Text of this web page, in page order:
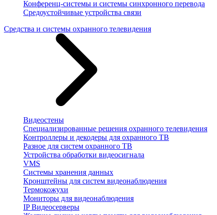
Конференц-системы и системы синхронного перевода
Средоустойчивые устройства связи
Средства и системы охранного телевидения
Видеостены
Специализированные решения охранного телевидения
Контроллеры и декодеры для охранного ТВ
Разное для систем охранного ТВ
Устройства обработки видеосигнала
VMS
Системы хранения данных
Кронштейны для систем видеонаблюдения
Термокожухи
Мониторы для видеонаблюдения
IP Видеосерверы